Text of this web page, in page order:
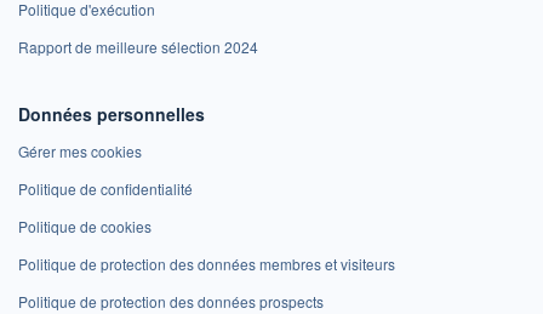
Politique d'exécution
Rapport de meilleure sélection 2024
Données personnelles
Gérer mes cookies
Politique de confidentialité
Politique de cookies
Politique de protection des données membres et visiteurs
Politique de protection des données prospects